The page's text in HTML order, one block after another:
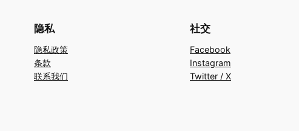
隐私
隐私政策
条款
联系我们
社交
Facebook
Instagram
Twitter / X